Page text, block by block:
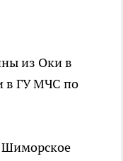
из Оки в
в ГУ МЧС по
Шиморское